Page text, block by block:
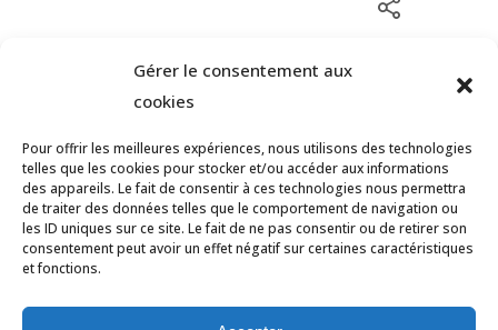
Gérer le consentement aux
cookies
Pour offrir les meilleures expériences, nous utilisons des technologies
telles que les cookies pour stocker et/ou accéder aux informations
des appareils. Le fait de consentir à ces technologies nous permettra
de traiter des données telles que le comportement de navigation ou
les ID uniques sur ce site. Le fait de ne pas consentir ou de retirer son
consentement peut avoir un effet négatif sur certaines caractéristiques
et fonctions.